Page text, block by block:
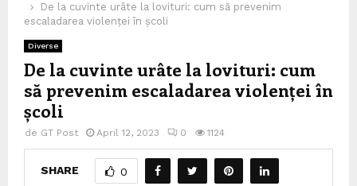
De la cuvinte urâte la lovituri: cum să prevenim
escaladarea violenței în școli
Diverse
De la cuvinte urâte la lovituri: cum
să prevenim escaladarea violenței în
școli
de GT Post April 12, 2023 0 1124
SHARE 0